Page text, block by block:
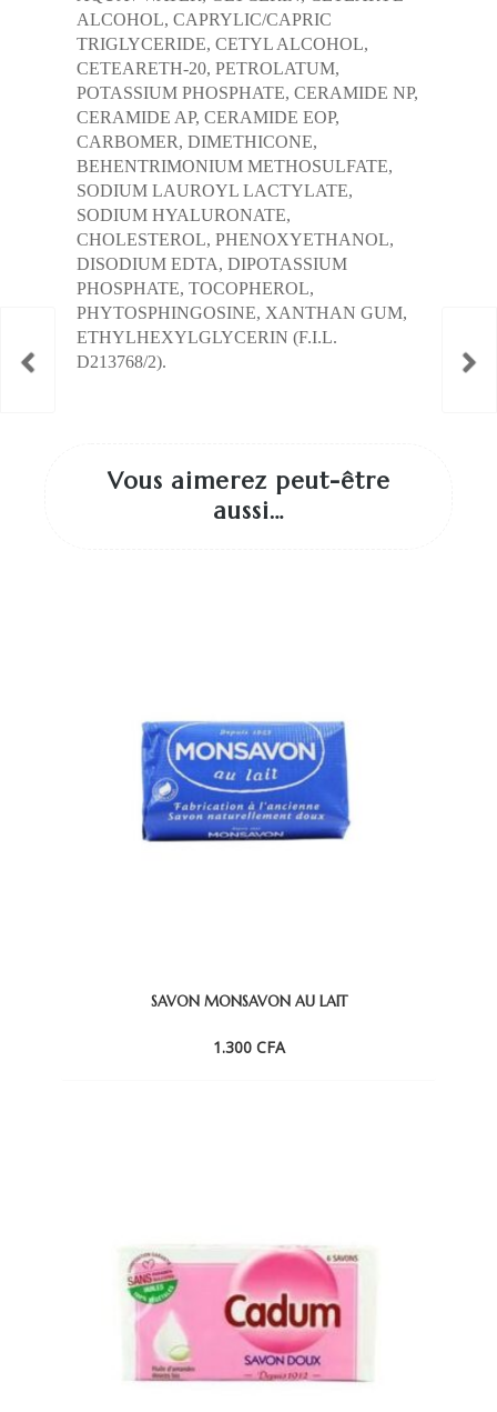
ALCOHOL, CAPRYLIC/CAPRIC
TRIGLYCERIDE, CETYL ALCOHOL,
CETEARETH-20, PETROLATUM,
POTASSIUM PHOSPHATE, CERAMIDE NP,
CERAMIDE AP, CERAMIDE EOP,
CARBOMER, DIMETHICONE,
BEHENTRIMONIUM METHOSULFATE,
SODIUM LAUROYL LACTYLATE,
SODIUM HYALURONATE,
CHOLESTEROL, PHENOXYETHANOL,
DISODIUM EDTA, DIPOTASSIUM
PHOSPHATE, TOCOPHEROL,
PHYTOSPHINGOSINE, XANTHAN GUM,
ETHYLHEXYLGLYCERIN (F.I.L.
D213768/2).
Vous aimerez peut-être
aussi…
SAVON MONSAVON AU LAIT
1.300 CFA